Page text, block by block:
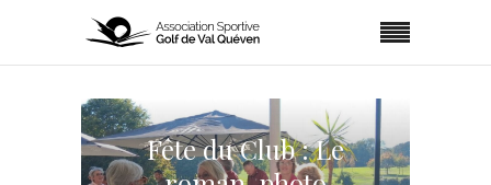
Fête du Club : Le